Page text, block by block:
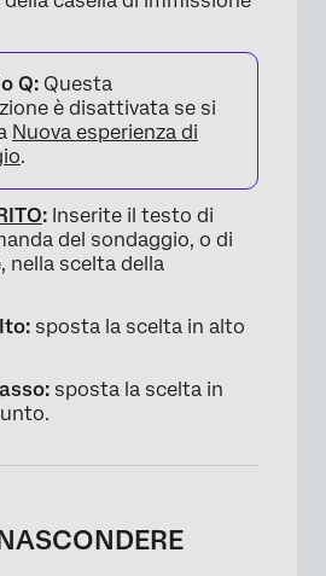
Q: Questa
è disattivata se si
Nuova esperienza di
.
: Inserite il testo di
del sondaggio, o di
nella scelta della
sposta la scelta in alto
sposta la scelta in